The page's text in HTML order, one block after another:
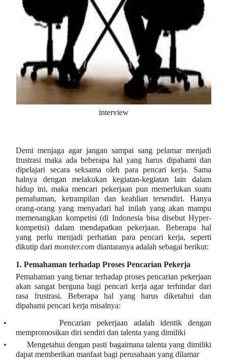
interview
Demi menjaga agar jangan sampai sang pelamar menjadi
frustrasi maka ada beberapa hal yang harus dipahami dan
dipelajari secara seksama oleh para pencari kerja. Sama
halnya dengan melakukan kegiatan-kegiatan lain dalam
hidup ini, maka mencari pekerjaan pun memerlukan suatu
pemahaman, ketrampilan dan keahlian tersendiri. Hanya
orang-orang yang menyadari hal inilah yang akan mampu
memenangkan kompetisi (di Indonesia bisa disebut Hyper-
kompetisi) dalam mendapatkan pekerjaan. Beberapa hal
yang perlu menjadi perhatian para pencari kerja, seperti
dikutip darimonster.com diantaranya adalah sebagai berikut:
1. Pemahaman terhadap Proses Pencarian Pekerja
Pemahaman yang benar terhadap proses pencarian pekerjaan
akan sangat berguna bagi pencari kerja agar terhindar dari
rasa frustrasi. Beberapa hal yang harus diketahui dan
dipahami pencari kerja misalnya:
•
Pencarian pekerjaan adalah identik dengan
mempromosikan diri sendiri dan talenta yang dimiliki
•
Mengetahui dengan pasti bagaimana talenta yang dimiliki
dapat memberikan manfaat bagi perusahaan yang dilamar